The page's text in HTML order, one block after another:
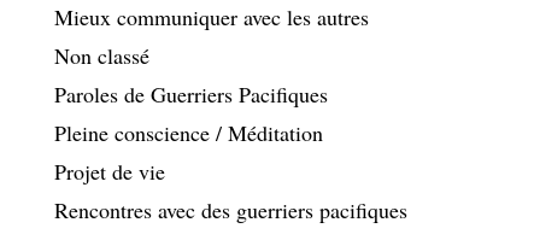
Mieux communiquer avec les autres
Non classé
Paroles de Guerriers Pacifiques
Pleine conscience / Méditation
Projet de vie
Rencontres avec des guerriers pacifiques